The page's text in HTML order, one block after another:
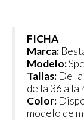
FICHA
Marca:
Modelo:
Tallas: De
de la 36 a la
Color:
modelo de